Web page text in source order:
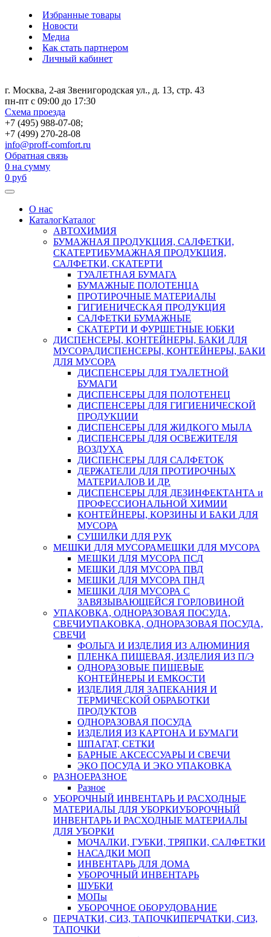
Избранные товары
Новости
Медиа
Как стать партнером
Личный кабинет
г. Москва, 2-ая Звенигородская ул., д. 13, стр. 43
пн-пт с 09:00 до 17:30
Схема проезда
+7 (495) 988-07-08;
+7 (499) 270-28-08
info@proff-comfort.ru
Обратная связь
0 на сумму
0 руб
О нас
КаталогКаталог
АВТОХИМИЯ
БУМАЖНАЯ ПРОДУКЦИЯ, САЛФЕТКИ,
СКАТЕРТИБУМАЖНАЯ ПРОДУКЦИЯ,
САЛФЕТКИ, СКАТЕРТИ
ТУАЛЕТНАЯ БУМАГА
БУМАЖНЫЕ ПОЛОТЕНЦА
ПРОТИРОЧНЫЕ МАТЕРИАЛЫ
ГИГИЕНИЧЕСКАЯ ПРОДУКЦИЯ
САЛФЕТКИ БУМАЖНЫЕ
СКАТЕРТИ И ФУРШЕТНЫЕ ЮБКИ
ДИСПЕНСЕРЫ, КОНТЕЙНЕРЫ, БАКИ ДЛЯ
МУСОРАДИСПЕНСЕРЫ, КОНТЕЙНЕРЫ, БАКИ
ДЛЯ МУСОРА
ДИСПЕНСЕРЫ ДЛЯ ТУАЛЕТНОЙ
БУМАГИ
ДИСПЕНСЕРЫ ДЛЯ ПОЛОТЕНЕЦ
ДИСПЕНСЕРЫ ДЛЯ ГИГИЕНИЧЕСКОЙ
ПРОДУКЦИИ
ДИСПЕНСЕРЫ ДЛЯ ЖИДКОГО МЫЛА
ДИСПЕНСЕРЫ ДЛЯ ОСВЕЖИТЕЛЯ
ВОЗДУХА
ДИСПЕНСЕРЫ ДЛЯ САЛФЕТОК
ДЕРЖАТЕЛИ ДЛЯ ПРОТИРОЧНЫХ
МАТЕРИАЛОВ И ДР.
ДИСПЕНСЕРЫ ДЛЯ ДЕЗИНФЕКТАНТА и
ПРОФЕССИОНАЛЬНОЙ ХИМИИ
КОНТЕЙНЕРЫ, КОРЗИНЫ И БАКИ ДЛЯ
МУСОРА
СУШИЛКИ ДЛЯ РУК
МЕШКИ ДЛЯ МУСОРАМЕШКИ ДЛЯ МУСОРА
МЕШКИ ДЛЯ МУСОРА ПСД
МЕШКИ ДЛЯ МУСОРА ПВД
МЕШКИ ДЛЯ МУСОРА ПНД
МЕШКИ ДЛЯ МУСОРА С
ЗАВЯЗЫВАЮЩЕЙСЯ ГОРЛОВИНОЙ
УПАКОВКА, ОДНОРАЗОВАЯ ПОСУДА,
СВЕЧИУПАКОВКА, ОДНОРАЗОВАЯ ПОСУДА,
СВЕЧИ
ФОЛЬГА И ИЗДЕЛИЯ ИЗ АЛЮМИНИЯ
ПЛЕНКА ПИЩЕВАЯ, ИЗДЕЛИЯ ИЗ П/Э
ОДНОРАЗОВЫЕ ПИЩЕВЫЕ
КОНТЕЙНЕРЫ И ЕМКОСТИ
ИЗДЕЛИЯ ДЛЯ ЗАПЕКАНИЯ И
ТЕРМИЧЕСКОЙ ОБРАБОТКИ
ПРОДУКТОВ
ОДНОРАЗОВАЯ ПОСУДА
ИЗДЕЛИЯ ИЗ КАРТОНА И БУМАГИ
ШПАГАТ, СЕТКИ
БАРНЫЕ АКСЕССУАРЫ И СВЕЧИ
ЭКО ПОСУДА И ЭКО УПАКОВКА
РАЗНОЕРАЗНОЕ
Разное
УБОРОЧНЫЙ ИНВЕНТАРЬ И РАСХОДНЫЕ
МАТЕРИАЛЫ ДЛЯ УБОРКИУБОРОЧНЫЙ
ИНВЕНТАРЬ И РАСХОДНЫЕ МАТЕРИАЛЫ
ДЛЯ УБОРКИ
МОЧАЛКИ, ГУБКИ, ТРЯПКИ, САЛФЕТКИ
НАСАДКИ МОП
ИНВЕНТАРЬ ДЛЯ ДОМА
УБОРОЧНЫЙ ИНВЕНТАРЬ
ШУБКИ
МОПы
УБОРОЧНОЕ ОБОРУДОВАНИЕ
ПЕРЧАТКИ, СИЗ, ТАПОЧКИПЕРЧАТКИ, СИЗ,
ТАПОЧКИ